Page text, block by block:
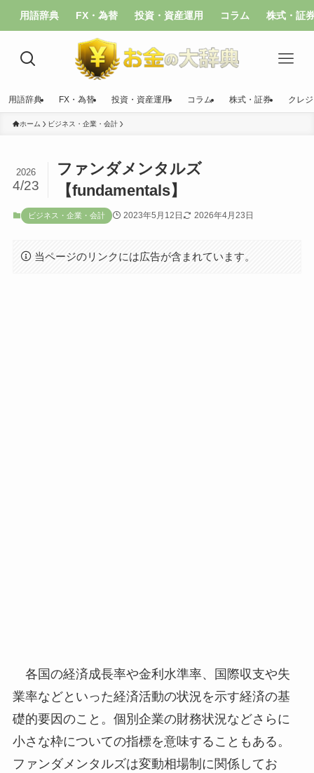
用語辞典 FX・為替 投資・資産運用 コラム 株式・証
用語辞典 FX・為替 投資・資産運用 コラム 株式・証券 クレ
ホーム ビジネス・企業・会計
ファンダメンタルズ
【fundamentals】
2026
4/23
ビジネス・企業・会計 2023年5月12日 2026年4月23日
当ページのリンクには広告が含まれています。
各国の経済成長率や金利水準率、国際収支や失
業率などといった経済活動の状況を示す経済の基
礎的要因のこと。個別企業の財務状況などさらに
小さな枠についての指標を意味することもある。
ファンダメンタルズは変動相場制に関係してお